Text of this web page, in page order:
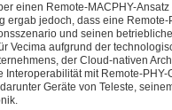
einen Remote-MACPHY-
ergab jedoch, dass eine Remote-
und seinen
Vecima aufgrund der
der Cloud-nativen
Interoperabilität mit Remote-
Geräte von Teleste,